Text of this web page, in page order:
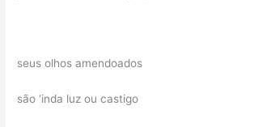
seus olhos amendoados
são ‘inda luz ou castigo